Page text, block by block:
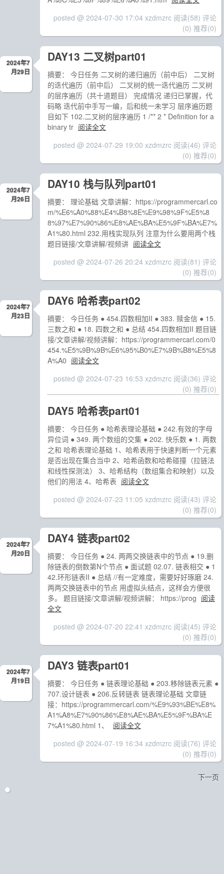
posted @ 2024-07-30 17:04 xzdmzrc 阅读(58) 评论
(0) 推荐(0)
2024年7
月29日
DAY13 二叉树part01
摘要： 今日任务 二叉树的递归遍历（前中后） 二叉树
的迭代遍历（前中后） 二叉树的统一迭代遍历 二叉树
的层序遍历（共十道题目） 完成情况 递归已掌握，代
码略 迭代前中手写一编，后和统一未学习 层序遍历题
目如下 102.二叉树的层序遍历 1 /** 2 * Definition for a
binary tr 阅读全文
posted @ 2024-07-29 19:00 xzdmzrc 阅读(46) 评论
(0) 推荐(0)
2024年7
月26日
DAY10 栈与队列part01
摘要： 理论基础 文章讲解：https://programmercarl.co
m/%E6%A0%88%E4%B8%8E%E9%98%9F%E5%8
8%97%E7%90%86%E8%AE%BA%E5%9F%BA%E7%
A1%80.html 232.用栈实现队列 注意为什么要用两个栈
题目链接/文章讲解/视频讲 阅读全文
posted @ 2024-07-26 20:24 xzdmzrc 阅读(81) 评论
(0) 推荐(0)
2024年7
月23日
DAY6 哈希表part02
摘要： 今日任务 ● 454.四数相加II ● 383. 赎金信 ● 15.
三数之和 ● 18. 四数之和 ● 总结 454.四数相加II 题目链
接/文章讲解/视频讲解：https://programmercarl.com/0
454.%E5%9B%9B%E6%95%B0%E7%9B%B8%E5%8
A%A0 阅读全文
posted @ 2024-07-23 16:53 xzdmzrc 阅读(36) 评论
(0) 推荐(0)
DAY5 哈希表part01
摘要： 今日任务 ● 哈希表理论基础 ● 242.有效的字母
异位词 ● 349. 两个数组的交集 ● 202. 快乐数 ● 1. 两数
之和 哈希表理论基础 1、哈希表用于快速判断一个元素
是否出现在集合当中 2、哈希函数和哈希碰撞（拉链法
和线性探测法） 3、哈希结构（数组集合和映射）以及
他们的用法 4、哈希表 阅读全文
posted @ 2024-07-23 11:05 xzdmzrc 阅读(43) 评论
(0) 推荐(0)
2024年7
月20日
DAY4 链表part02
摘要： 今日任务 ● 24. 两两交换链表中的节点 ● 19.删
除链表的倒数第N个节点 ● 面试题 02.07. 链表相交 ● 1
42.环形链表II ● 总结 //有一定难度，需要好好琢磨 24.
两两交换链表中的节点 用虚拟头结点，这样会方便很
多。 题目链接/文章讲解/视频讲解： https://prog 阅读
全文
posted @ 2024-07-20 22:41 xzdmzrc 阅读(45) 评论
(0) 推荐(0)
2024年7
月19日
DAY3 链表part01
摘要： 今日任务 ● 链表理论基础 ● 203.移除链表元素 ●
707.设计链表 ● 206.反转链表 链表理论基础 文章链
接：https://programmercarl.com/%E9%93%BE%E8%
A1%A8%E7%90%86%E8%AE%BA%E5%9F%BA%E
7%A1%80.html 1、
阅读全文
posted @ 2024-07-19 16:34 xzdmzrc 阅读(76) 评论
(0) 推荐(0)
下一页